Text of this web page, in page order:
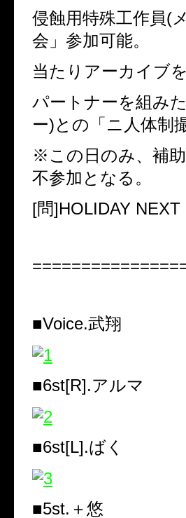
侵蝕用特殊工作員(
会」参加可能。
当たりアーカイブ
パートナーを組み
ー)との「ニ人体制
※この日のみ、補
不参加となる。
[問]HOLIDAY
■Voice.武翔
■6st[R].アルマ
■6st[L].ばく
■5st.＋悠